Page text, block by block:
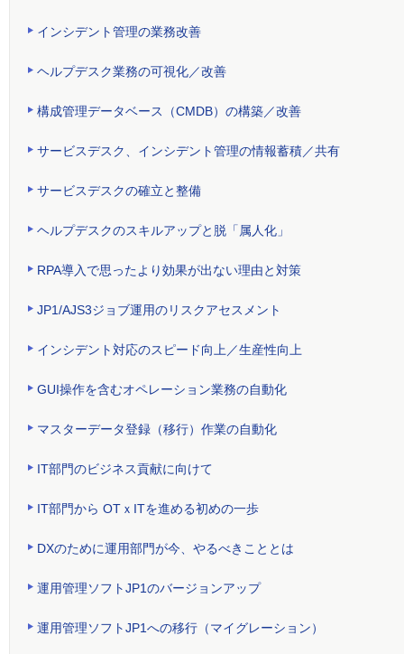
インシデント管理の業務改善
ヘルプデスク業務の可視化／改善
構成管理データベース（CMDB）の構築／改善
サービスデスク、インシデント管理の情報蓄積／共有
サービスデスクの確立と整備
ヘルプデスクのスキルアップと脱「属人化」
RPA導入で思ったより効果が出ない理由と対策
JP1/AJS3ジョブ運用のリスクアセスメント
インシデント対応のスピード向上／生産性向上
GUI操作を含むオペレーション業務の自動化
マスターデータ登録（移行）作業の自動化
IT部門のビジネス貢献に向けて
IT部門から OTｘITを進める初めの一歩
DXのために運用部門が今、やるべきこととは
運用管理ソフトJP1のバージョンアップ
運用管理ソフトJP1への移行（マイグレーション）